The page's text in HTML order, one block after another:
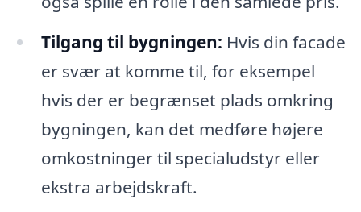
Tilgang til bygningen: Hvis din facade
er svær at komme til, for eksempel
hvis der er begrænset plads omkring
bygningen, kan det medføre højere
omkostninger til specialudstyr eller
ekstra arbejdskraft.